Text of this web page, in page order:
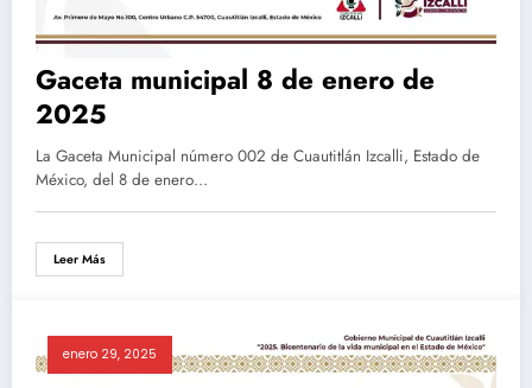
Gaceta municipal 8 de enero de
2025
La Gaceta Municipal número 002 de Cuautitlán Izcalli, Estado de
México, del 8 de enero…
Leer Más
enero 29, 2025